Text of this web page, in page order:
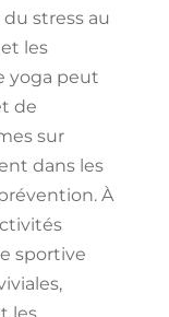
stress au
les
yoga peut
de
sur
dans les
À
sportive